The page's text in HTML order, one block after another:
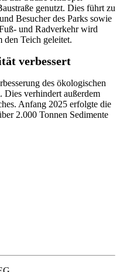
genutzt. Dies führt zu
Besucher des Parks sowie
und Radverkehr wird
den Teich geleitet.
verbessert
des ökologischen
Dies verhindert außerdem
Anfang 2025 erfolgte die
2.000 Tonnen Sedimente